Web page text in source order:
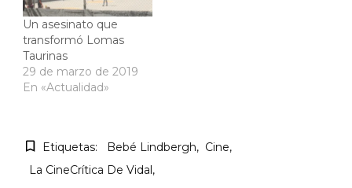
Un asesinato que
transformó Lomas
Taurinas
29 de marzo de 2019
En «Actualidad»
Etiquetas: Bebé Lindbergh
Cine
La CineCrítica De Vidal